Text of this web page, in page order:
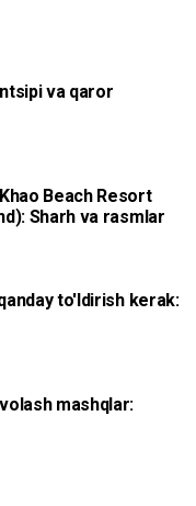
va qaror
Beach Resort
Sharh va rasmlar
to'ldirish kerak:
mashqlar: